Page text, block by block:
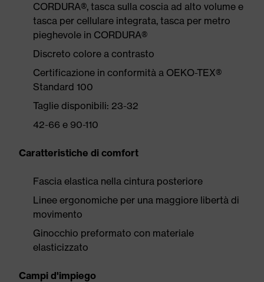
CORDURA®, tasca sulla coscia ad alto volume e
tasca per cellulare integrata, tasca per metro
pieghevole in CORDURA®
Discreto colore a contrasto
Certificazione in conformità a OEKO-TEX®
Standard 100
Taglie disponibili: 23-32
42-66 e 90-110
Caratteristiche di comfort
Fascia elastica nella cintura posteriore
Linee ergonomiche per una maggiore libertà di
movimento
Ginocchio preformato con materiale
elasticizzato
Campi d'impiego